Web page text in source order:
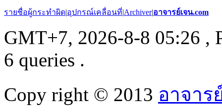
รายชื่อผู้กระทำผิด|อุปกรณ์เคลื่อนที่|Archiver|อาจารย์เจน.com
GMT+7, 2026-8-8 05:26 ,
6 queries .
Copy right © 2013 อาจาร